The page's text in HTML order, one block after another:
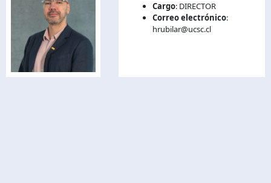
Cargo: DIRECTOR
Correo electrónico:
hrubilar@ucsc.cl